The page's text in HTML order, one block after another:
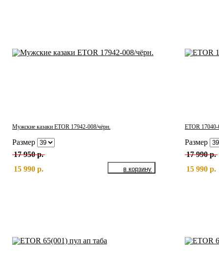
Мужские казаки ETOR 17942-008/чёрн.
Размер
17 950 р.
15 990 р.
ETOR
Размер
17 990 р.
15 990 р.